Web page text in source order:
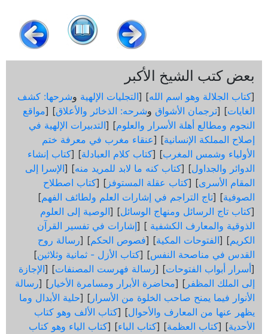
بعض كتب الشيخ الأكبر
[كتاب الجلالة وهو اسم الله] [التجليات الإلهية وشرحها: كشف
الغايات] [ترجمان الأشواق وشرحه: الذخائر والأعلاق] [مواقع
النجوم ومطالع أهلة الأسرار والعلوم] [التدبيرات الإلهية في
إصلاح المملكة الإنسانية] [عنقاء مغرب في معرفة ختم
الأولياء وشمس المغرب] [كتاب كلام العبادلة] [كتاب إنشاء
الدوائر والجداول] [كتاب كنه ما لابد للمريد منه] [الإسرا إلى
المقام الأسرى] [كتاب عقلة المستوفز ] [كتاب اصطلاح
الصوفية] [تاج التراجم في إشارات العلم ولطائف الفهم]
[كتاب تاج الرسائل ومنهاج الوسائل] [الوصية إلى العلوم
الذوقية والمعارف الكشفية ] [إشارات في تفسير القرآن
الكريم] [الفتوحات المكية] [فصوص الحكم] [رسالة روح
القدس في مناصحة النفس] [كتاب الأزل - ثمانية وثلاثين]
[أسرار أبواب الفتوحات] [رسالة فهرست المصنفات] [الإجازة
إلى الملك المظفر ] [محاضرة الأبرار ومسامرة الأخيار ] [رسالة
الأنوار فيما يمنح صاحب الخلوة من الأسرار ] [حلية الأبدال وما
يظهر عنها من المعارف والأحوال] [كتاب الألف وهو كتاب
الأحدية] [كتاب العظمة] [كتاب الباء] [كتاب الياء وهو كتاب